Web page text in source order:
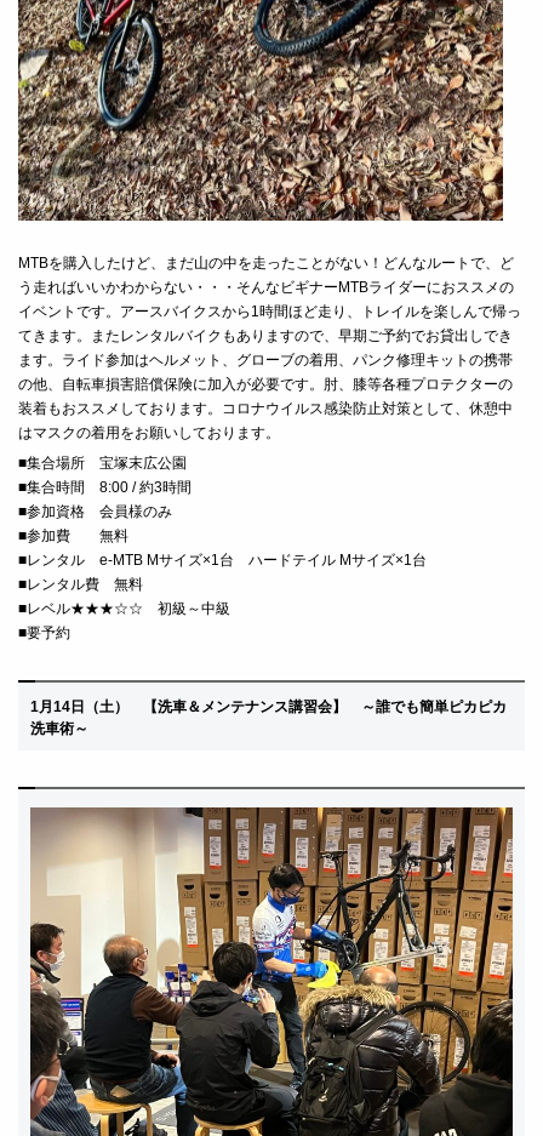
MTBを購入したけど、まだ山の中を走ったことがない！どんなルートで、ど
う走ればいいかわからない・・・そんなビギナーMTBライダーにおススメの
イベントです。アースバイクスから1時間ほど走り、トレイルを楽しんで帰っ
てきます。またレンタルバイクもありますので、早期ご予約でお貸出しでき
ます。 ライド参加はヘルメット、グローブの着用、パンク修理キットの携帯
の他、自転車損害賠償保険に加入が必要です。肘、膝等各種プロテクターの
装着もおススメしております。 コロナウイルス感染防止対策として、休憩中
はマスクの着用をお願いしております。
■集合場所 宝塚末広公園
■集合時間 8:00 / 約3時間
■参加資格 会員様のみ
■参加費 無料
■レンタル e-MTB Mサイズ×1台 ハードテイル Mサイズ×1台
■レンタル費 無料
■レベル★★★☆☆ 初級～中級
■要予約
1月14 日（土） 【洗車＆メンテナンス講習会】 ～誰でも簡単ピカピカ
洗車術～